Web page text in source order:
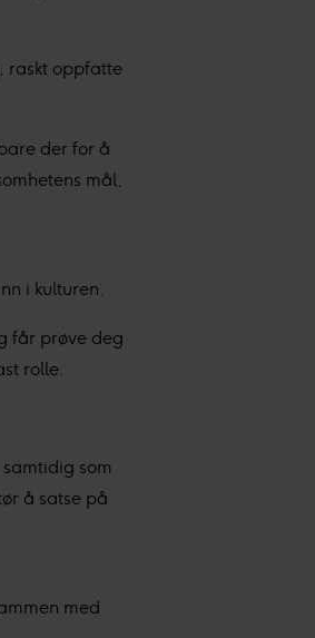
raskt oppfatte
der for å
mål,
i kulturen.
får prøve deg
rolle.
som
å satse på
med